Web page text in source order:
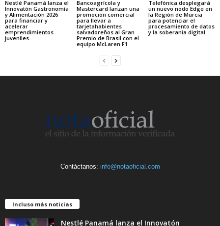
Nestlé Panamá lanza el
Innovatón Gastronomía
y Alimentación 2026
para financiar y
acelerar
emprendimientos
juveniles
Bancoagrícola y
Mastercard lanzan una
promoción comercial
para llevar a
tarjetahabientes
salvadoreños al Gran
Premio de Brasil con el
equipo McLaren F1
Telefónica desplegará
un nuevo nodo Edge en
la Región de Murcia
para potenciar el
procesamiento de datos
y la soberanía digital
Contáctanos: info@notaoficial.com
Incluso más noticias
Nestlé Panamá lanza el Innovatón